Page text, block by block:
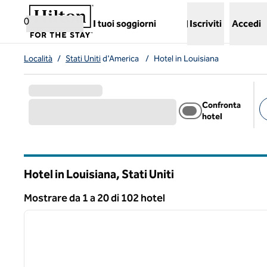
Vai al contenuto
0
I tuoi soggiorni
,apre una nuova scheda
Iscriviti Accedi
Località / Stati Unitid'America / Hotel in Louisiana
Confronta
hotel
Hotel in Louisiana, Stati Uniti
Mostrare da 1 a 20 di 102 hotel
Risultato 102 hotel
1 di 12